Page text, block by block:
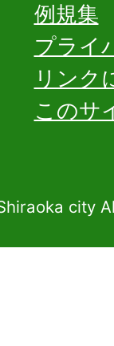
例規集
プライ
リンク
このサ
city